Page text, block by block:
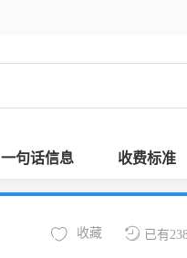
一句话信息 收费标准
已有
收藏